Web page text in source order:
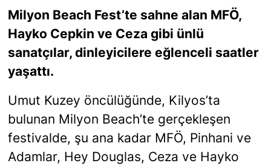
Milyon Beach Fest’te sahne alan MFÖ,
Hayko Cepkin ve Ceza gibi ünlü
sanatçılar, dinleyicilere eğlenceli saatler
yaşattı.
Umut Kuzey öncülüğünde, Kilyos’ta
bulunan Milyon Beach’te gerçekleşen
festivalde, şu ana kadar MFÖ, Pinhani ve
Adamlar, Hey Douglas, Ceza ve Hayko
SİYASET
SON DAKİKA HABERİ
TEKNOLOJİ
TÜRKİYE VE DÜNYA GÜNDEMİ